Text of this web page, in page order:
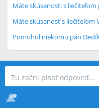
Máte skúsenosti s
Máte skúsenosť s liečiteľom
Pomohol niekomu pán